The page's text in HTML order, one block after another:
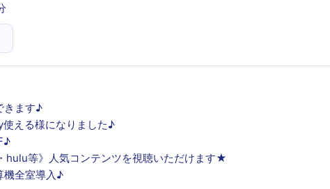
きます♪
える様になりました♪
hulu等》人気コンテンツを視聴いただけます★
機全室導入♪